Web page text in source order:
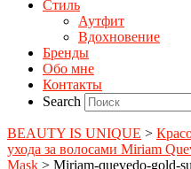
Стиль
Аутфит
Вдохновение
Бренды
Обо мне
Контакты
Search
BEAUTY IS UNIQUE >
ухода за волосами Miriam
Mask > Miriam-quevedo-gold-